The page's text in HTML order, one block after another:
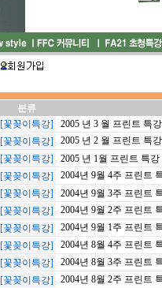
분류
[꽃꽂이특강] 2005 년 3 월 프린트 특
[꽃꽂이특강] 2005 년 2 월 프린트 특
[꽃꽂이특강] 2005 년 1월 프린트 특강
[꽃꽂이특강] 2004년 9월 4주 프린트
[꽃꽂이특강] 2004년 9월 3주 프린트
[꽃꽂이특강] 2004년 9월 2주 프린트
[꽃꽂이특강] 2004년 9월 1주 프린트
[꽃꽂이특강] 2004년 8월 4주 프린트
[꽃꽂이특강] 2004년 8월 3주 프린트
[꽃꽂이특강] 2004년 8월 2주 프린트